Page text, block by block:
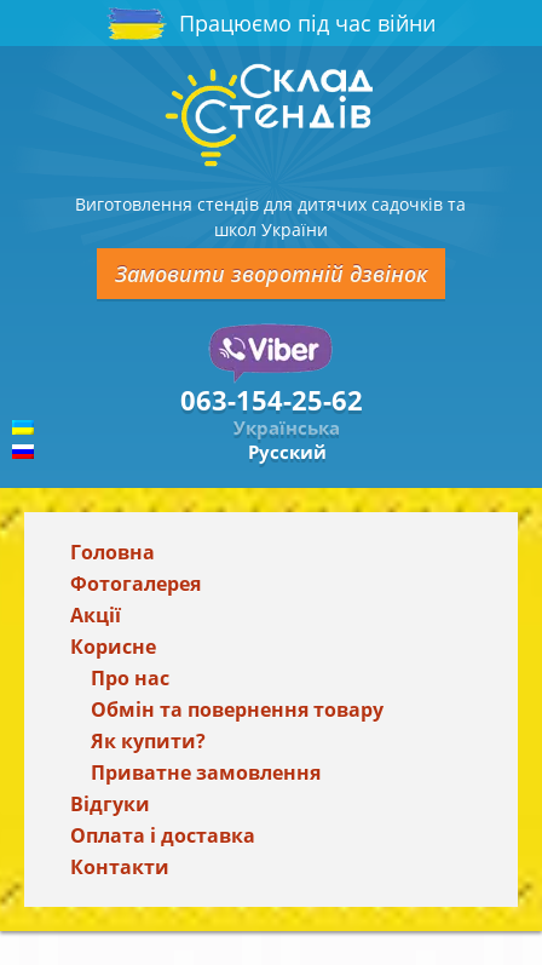
Працюємо під час війни
Виготовлення стендів для дитячих садочків та
школ України
Замовити зворотній дзвінок
063-154-25-62
Українська
Русский
Головна
Фотогалерея
Акції
Корисне
Про нас
Обмін та повернення товару
Як купити?
Приватне замовлення
Відгуки
Оплата і доставка
Контакти